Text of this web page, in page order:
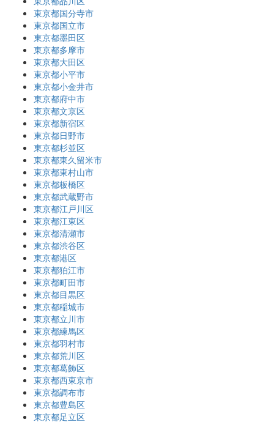
東京都国分寺市
東京都国立市
東京都墨田区
東京都多摩市
東京都大田区
東京都小平市
東京都小金井市
東京都府中市
東京都文京区
東京都新宿区
東京都日野市
東京都杉並区
東京都東久留米市
東京都東村山市
東京都板橋区
東京都武蔵野市
東京都江戸川区
東京都江東区
東京都清瀬市
東京都渋谷区
東京都港区
東京都狛江市
東京都町田市
東京都目黒区
東京都稲城市
東京都立川市
東京都練馬区
東京都羽村市
東京都荒川区
東京都葛飾区
東京都西東京市
東京都調布市
東京都豊島区
東京都足立区